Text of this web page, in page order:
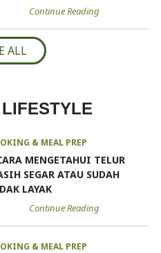
Continue Reading
ALL
& MEAL PREP
MENGETAHUI TELUR
SEGAR ATAU SUDAH
LAYAK
Continue Reading
& MEAL PREP